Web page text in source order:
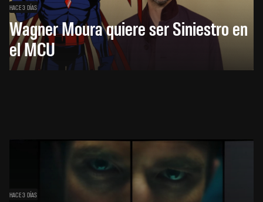
HACE 3 DÍAS
Wagner Moura quiere ser Siniestro en
el MCU
HACE 3 DÍAS